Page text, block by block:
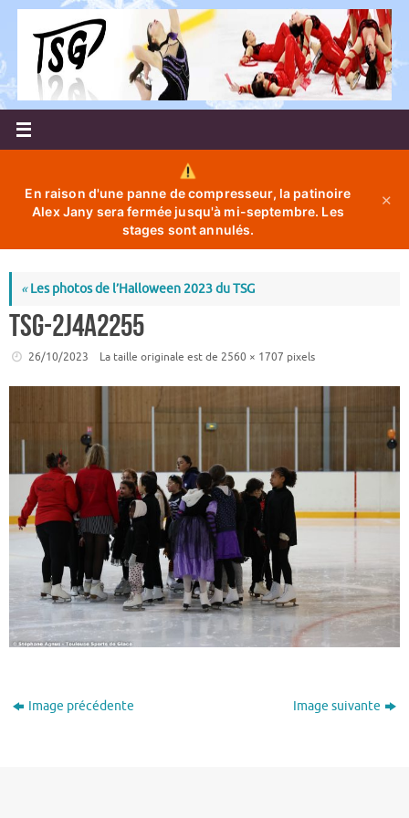
Passer
contenu
En raison d'une panne de compresseur, la patinoire
Alex Jany sera fermée jusqu'à mi-septembre. Les
stages sont annulés.
✕
«Les photos de l’Halloween 2023 du TSG
TSG-2J4A2255
26/10/2023 La taille originale est de 2560 × 1707 pixels
Image précédente Image suivante